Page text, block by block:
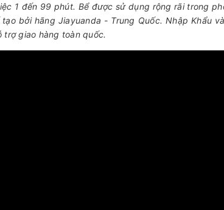
1 đến 99 phút. Bể được sử dụng rộng rãi trong
bởi hãng Jiayuanda - Trung Quốc. Nhập Khẩu
trợ giao hàng toàn quốc.